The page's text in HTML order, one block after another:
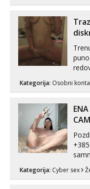
Kategorija: Osobni
Pozdrav, Javi se
samnom.
Kategorija: Cyber sex